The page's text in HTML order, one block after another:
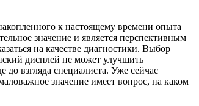
к настоящему времени опыта
значение и является перспективным
на качестве диагностики. Выбор
дисплей не может улучшить
до взгляда специалиста. Уже сейчас
значение имеет вопрос, на каком